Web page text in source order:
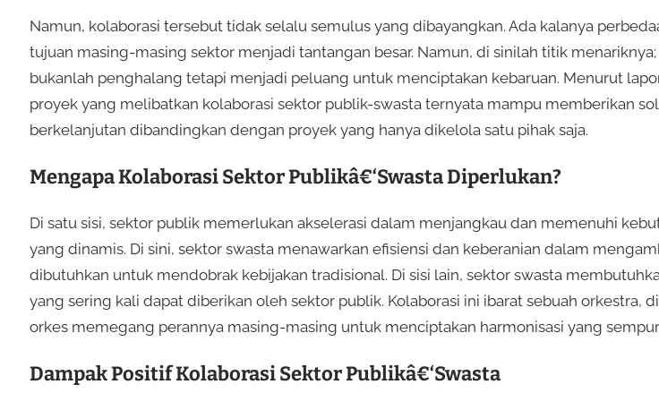
Namun, kolaborasi tersebut tidak selalu semulus yang dibayangkan. Ada kalanya
tujuan masing-masing sektor menjadi tantangan besar. Namun, di sinilah titik
bukanlah penghalang tetapi menjadi peluang untuk menciptakan kebaruan. Menurut
proyek yang melibatkan kolaborasi sektor publik-swasta ternyata mampu memberikan
berkelanjutan dibandingkan dengan proyek yang hanya dikelola satu pihak saja.
Mengapa Kolaborasi Sektor Publikâ€‘Swasta Diperlukan?
Di satu sisi, sektor publik memerlukan akselerasi dalam menjangkau dan memenuhi
yang dinamis. Di sini, sektor swasta menawarkan efisiensi dan keberanian dalam
dibutuhkan untuk mendobrak kebijakan tradisional. Di sisi lain, sektor swasta
yang sering kali dapat diberikan oleh sektor publik. Kolaborasi ini ibarat sebuah orkestra,
orkes memegang perannya masing-masing untuk menciptakan harmonisasi yang
Dampak Positif Kolaborasi Sektor Publikâ€‘Swasta